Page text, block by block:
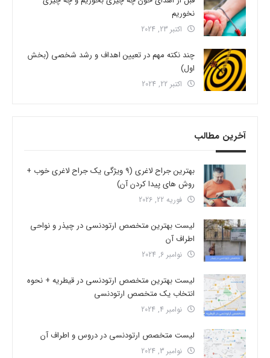
نخوریم
اکتبر 23, 2024
چند نکته مهم در تعیین اهداف و رشد شخصی (بخش
اول)
اکتبر 22, 2024
آخرین مطالب
بهترین جراح لاغری (9 ویژگی یک جراح لاغری خوب +
روش های پیدا کردن آن)
فوریه 22, 2026
لیست بهترین متخصص ارتودنسی در چیذر و نواحی
اطراف آن
نوامبر 6, 2024
لیست بهترین متخصص ارتودنسی در قیطریه + نحوه
انتخاب یک متخصص ارتودنسی
نوامبر 4, 2024
لیست متخصص ارتودنسی در دروس و اطراف آن
نوامبر 3, 2024